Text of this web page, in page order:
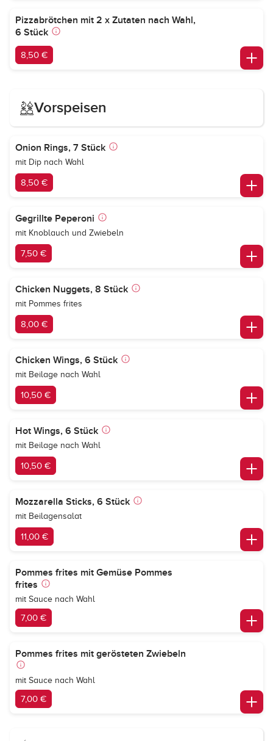
Pizzabrötchen mit 2 x Zutaten nach Wahl,
6 Stück
8,50 €
Vorspeisen
Onion Rings, 7 Stück
mit Dip nach Wahl
8,50 €
Gegrillte Peperoni
mit Knoblauch und Zwiebeln
7,50 €
Chicken Nuggets, 8 Stück
mit Pommes frites
8,00 €
Chicken Wings, 6 Stück
mit Beilage nach Wahl
10,50 €
Hot Wings, 6 Stück
mit Beilage nach Wahl
10,50 €
Mozzarella Sticks, 6 Stück
mit Beilagensalat
11,00 €
Pommes frites mit Gemüse Pommes
frites
mit Sauce nach Wahl
7,00 €
Pommes frites mit gerösteten Zwiebeln
mit Sauce nach Wahl
7,00 €